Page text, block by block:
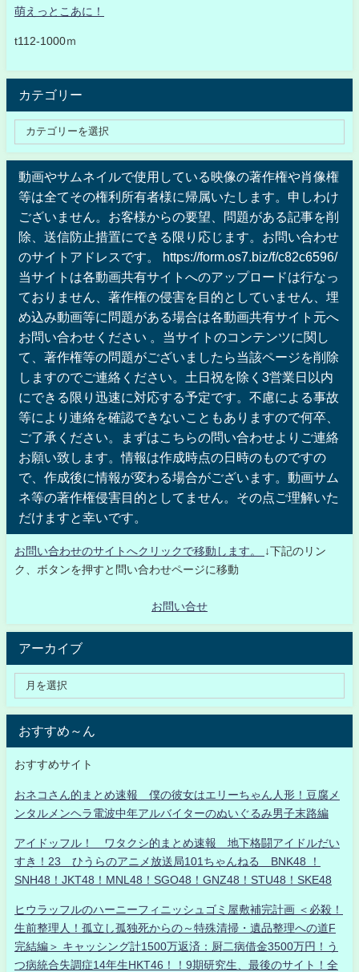
萌えっとこあに！
t112-1000ｍ
カテゴリー
動画やサムネイルで使用している映像の著作権や肖像権
等は全てその権利所有者様に帰属いたします。申しわけ
ございません。お客様からの要望、問題がある記事を削
除、送信防止措置にできる限り応じます。お問い合わせ
のサイトアドレスです。 https://form.os7.biz/f/c82c6596/
当サイトは各動画共有サイトへのアップロードは行なっ
ておりません、著作権の侵害を目的としていません、埋
め込み動画等に問題がある場合は各動画共有サイト元へ
お問い合わせください 。当サイトのコンテンツに関し
て、著作権等の問題がございましたら当該ページを削除
しますのでご連絡ください。土日祝を除く3営業日以内
にできる限り迅速に対応する予定です。不慮による事故
等により連絡を確認できないこともありますので何卒、
ご了承ください。まずはこちらの問い合わせよりご連絡
お願い致します。情報は作成時点の日時のものですの
で、作成後に情報が変わる場合がございます。動画サム
ネ等の著作権侵害目的としてません。その点ご理解いた
だけますと幸いです。
お問い合わせのサイトへクリックで移動します。
↓下記のリン
ク、ボタンを押すと問い合わせページに移動
お問い合せ
アーカイブ
おすすめ～ん
おすすめサイト
おネコさん的まとめ速報 僕の彼女はエリーちゃん人形！豆腐メ
ンタルメンヘラ電波中年アルバイターのぬいぐるみ男子末路編
アイドッフル！ ワタクシ的まとめ速報 地下格闘アイドルだい
すき！23 ひうらのアニメ放送局101ちゃんねる BNK48 ！
SNH48！JKT48！MNL48！SGO48！GNZ48！STU48！SKE48
ヒウラッフルのハーニーフィニッシュゴミ屋敷補完計画 ＜必殺！
生前整理人！孤立し孤独死からの～特殊清掃・遺品整理への道F
完結編＞ キャッシング計1500万返済：厨二病借金3500万円！う
つ病統合失調症14年生HKT46！！9期研究生、最後のサイト！全